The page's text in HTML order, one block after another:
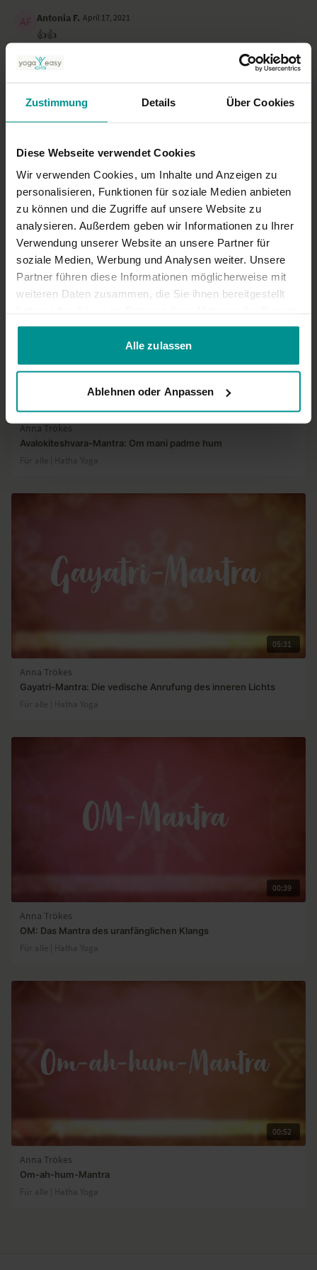
Zustimmung Details Über Cookies
Diese Webseite verwendet Cookies
Wir verwenden Cookies, um Inhalte und Anzeigen zu
personalisieren, Funktionen für soziale Medien anbieten
zu können und die Zugriffe auf unsere Website zu
analysieren. Außerdem geben wir Informationen zu Ihrer
Verwendung unserer Website an unsere Partner für
soziale Medien, Werbung und Analysen weiter. Unsere
Partner führen diese Informationen möglicherweise mit
weiteren Daten zusammen, die Sie ihnen bereitgestellt
gesammelt haben.
Alle zulassen
Ablehnen oder Anpassen
Antonia F. April 17, 2021
👍👍
0
Sehr, sehr schön. Herzlichen Dank.
Mehr laden
Ähnliche Videos
Anna Trökes
Avalokiteshvara-Mantra: Om mani padme hum
Für alle | Hatha Yoga
05:31
Anna Trökes
Gayatri-Mantra: Die vedische Anrufung des inneren Lichts
Für alle | Hatha Yoga
00:39
Anna Trökes
OM: Das Mantra des uranfänglichen Klangs
Für alle | Hatha Yoga
00:52
Anna Trökes
Om-ah-hum-Mantra
Für alle | Hatha Yoga